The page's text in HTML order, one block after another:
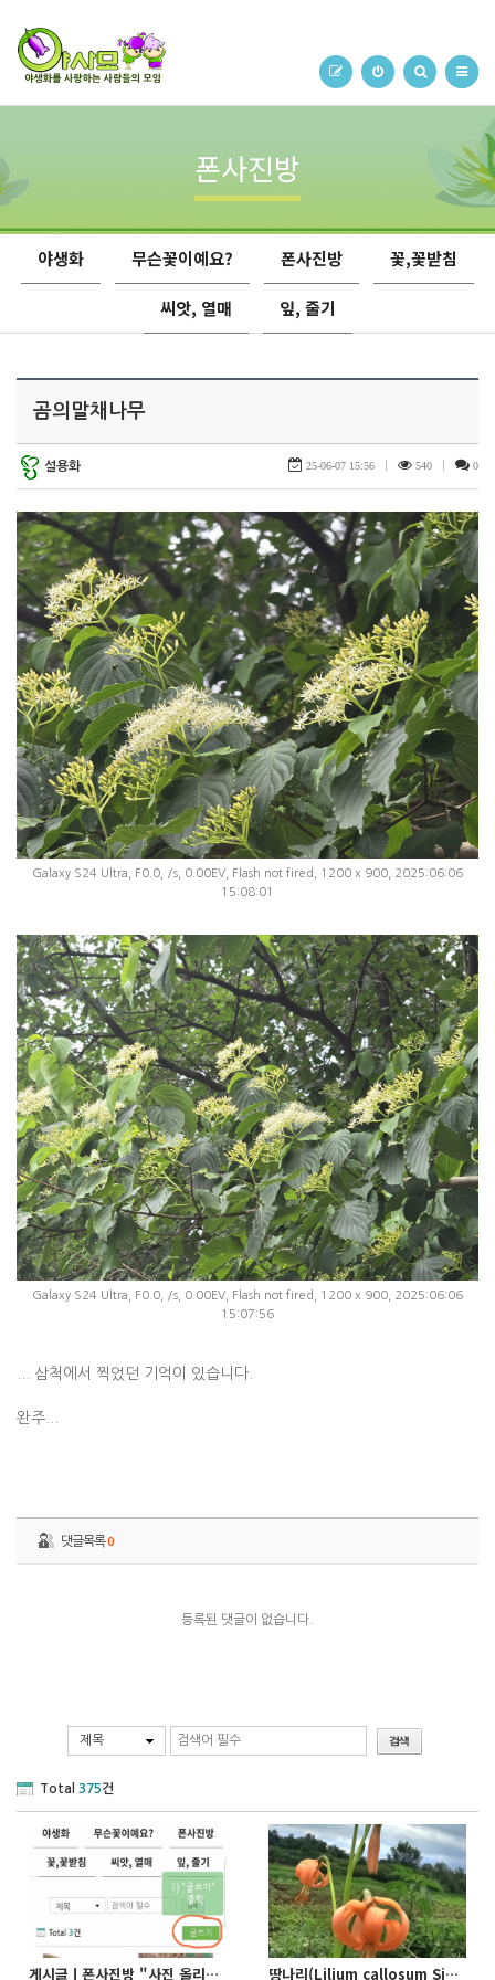
폰사진방
야생화 무슨꽃이예요? 폰사진방 꽃,꽃받침
씨앗, 열매 잎, 줄기
곰의말채나무
설용화 25-06-07 15:56 540 0
Galaxy S24 Ultra, F0.0, /s, 0.00EV, Flash not fired, 1200 x 900, 2025:06:06
15:08:01
Galaxy S24 Ultra, F0.0, /s, 0.00EV, Flash not fired, 1200 x 900, 2025:06:06
15:07:56
... 삼척에서 찍었던 기억이 있습니다.
완주...
댓글목록0
등록된 댓글이 없습니다.
제목
Total 375건
게시글ㅣ폰사진방 "사진 올리기" 절차("사진" 아이콘 이용 방법) 땅나리(Lilium callosum Siebold & Zucc.)